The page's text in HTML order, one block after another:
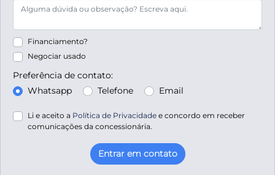
Financiamento?
Negociar usado
Preferência de contato:
Whatsapp
Telefone Email
Li e aceito a Política de Privacidade e concordo em receber
comunicações da concessionária.
Entrar em contato